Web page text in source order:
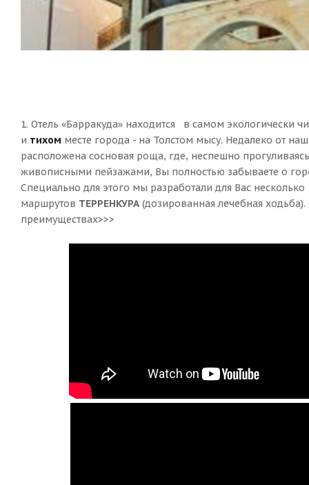
1. Отель «Барракуда» находится в самом экологически
и тихом месте города - на Толстом мысу. Недалеко от
расположена сосновая роща, где, неспешно
живописными пейзажами, Вы полностью забываете о
Специально для этого мы разработали для Вас несколько
маршрутов ТЕРРЕНКУРА (дозированная лечебная ходьба).
преимуществах>>>